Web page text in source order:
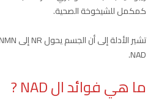
كمكمل للشيخوخة الصحية.
NAD.
ما هي فوائد ال NAD ?